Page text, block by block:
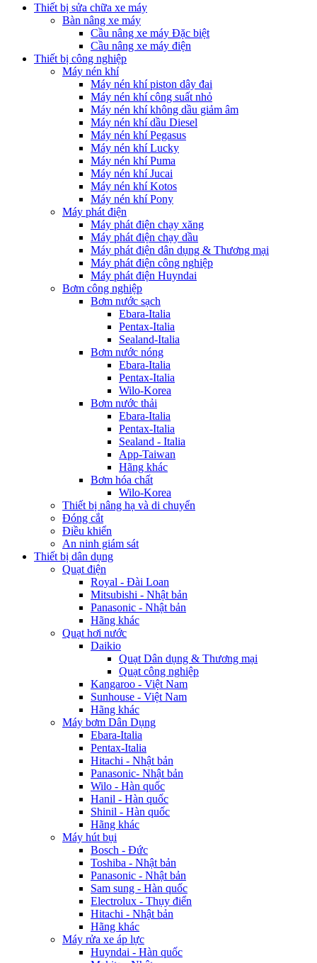
Thiết bị sửa chữa xe máy
Bàn nâng xe máy
Cầu nâng xe máy Đặc biệt
Cầu nâng xe máy điện
Thiết bị công nghiệp
Máy nén khí
Máy nén khí piston dây đai
Máy nén khí công suất nhỏ
Máy nén khí không dầu giảm âm
Máy nén khí dầu Diesel
Máy nén khí Pegasus
Máy nén khí Lucky
Máy nén khí Puma
Máy nén khí Jucai
Máy nén khí Kotos
Máy nén khí Pony
Máy phát điện
Máy phát điện chạy xăng
Máy phát điện chạy dầu
Máy phát điện dân dụng & Thương mại
Máy phát điện công nghiệp
Máy phát điện Huyndai
Bơm công nghiệp
Bơm nước sạch
Ebara-Italia
Pentax-Italia
Sealand-Italia
Bơm nước nóng
Ebara-Italia
Pentax-Italia
Wilo-Korea
Bơm nước thải
Ebara-Italia
Pentax-Italia
Sealand - Italia
App-Taiwan
Hãng khác
Bơm hóa chất
Wilo-Korea
Thiết bị nâng hạ và di chuyển
Đóng cắt
Điều khiển
An ninh giám sát
Thiết bị dân dụng
Quạt điện
Royal - Đài Loan
Mitsubishi - Nhật bản
Panasonic - Nhật bản
Hãng khác
Quạt hơi nước
Daikio
Quạt Dân dụng & Thương mại
Quạt công nghiệp
Kangaroo - Việt Nam
Sunhouse - Việt Nam
Hãng khác
Máy bơm Dân Dụng
Ebara-Italia
Pentax-Italia
Hitachi - Nhật bản
Panasonic- Nhật bản
Wilo - Hàn quốc
Hanil - Hàn quốc
Shinil - Hàn quốc
Hãng khác
Máy hút bụi
Bosch - Đức
Toshiba - Nhật bản
Panasonic - Nhật bản
Sam sung - Hàn quốc
Electrolux - Thụy điển
Hitachi - Nhật bản
Hãng khác
Máy rửa xe áp lực
Huyndai - Hàn quốc